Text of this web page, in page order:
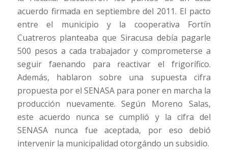
acuerdo firmada en septiembre del 2011. El pacto
entre el municipio y la cooperativa Fortín
Cuatreros planteaba que Siracusa debía pagarle
500 pesos a cada trabajador y comprometerse a
seguir faenando para reactivar el frigorífico.
Además, hablaron sobre una supuesta cifra
propuesta por el SENASA para poner en marcha la
producción nuevamente. Según Moreno Salas,
este acuerdo nunca se cumplió y la cifra del
SENASA nunca fue aceptada, por eso debió
intervenir la municipalidad otorgándo un subsidio.